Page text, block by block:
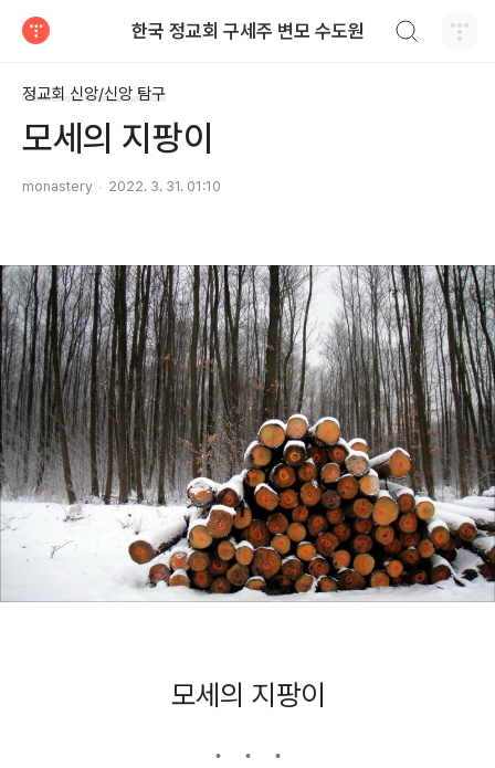
한국 정교회 구세주 변모 수도원
정교회 신앙/신앙 탐구
모세의 지팡이
monastery 2022. 3. 31. 01:10
모세의 지팡이